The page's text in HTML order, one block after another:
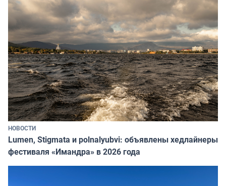
НОВОСТИ
Lumen, Stigmata и polnalyubvi: объявлены хедлайнеры
фестиваля «Имандра» в 2026 года